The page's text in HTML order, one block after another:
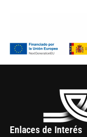
Enlaces de Interés